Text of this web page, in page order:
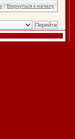
| Вернуться к началу